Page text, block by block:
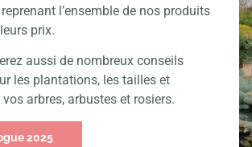
l’ensemble de nos produits
prix.
aussi de nombreux conseils
les plantations, les tailles et
vos arbres, arbustes et rosiers.
2025